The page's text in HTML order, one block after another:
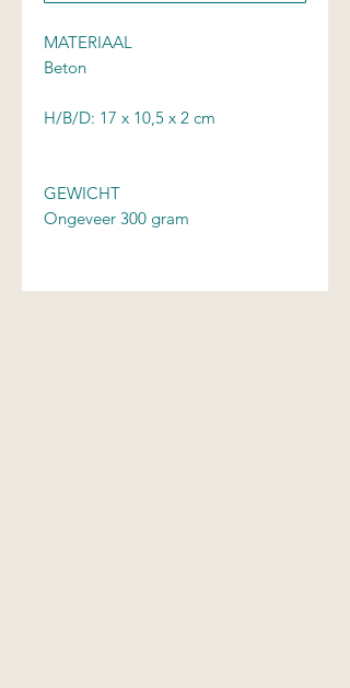
MATERIAAL
Beton
H/B/D: 17 x 10,5 x 2 cm
GEWICHT
Ongeveer 300 gram